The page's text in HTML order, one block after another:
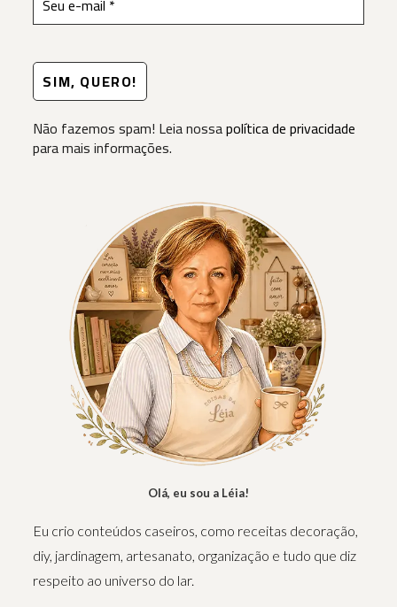
Não fazemos spam! Leia nossapolítica de privacidade
para mais informações.
Olá, eu sou a Léia!
Eu crio conteúdos caseiros, como receitas decoração,
diy, jardinagem, artesanato, organização e tudo que diz
respeito ao universo do lar.